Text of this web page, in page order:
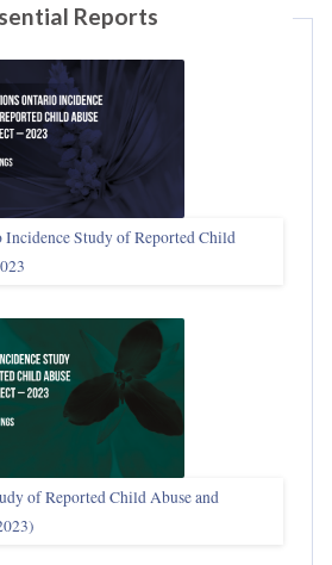
Reports
Study of Reported Child
of Reported Child Abuse and